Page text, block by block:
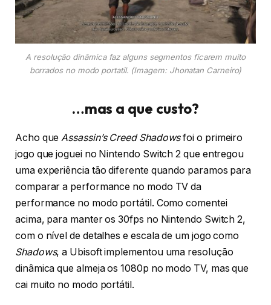
A resolução dinâmica faz alguns segmentos ficarem muito
borrados no modo portatil. (Imagem: Jhonatan Carneiro)
…mas a que custo?
Acho queAssassin’s Creed Shadowsfoi o primeiro
jogo que joguei no Nintendo Switch 2 que entregou
uma experiência tão diferente quando paramos para
comparar a performance no modo TV da
performance no modo portátil. Como comentei
acima, para manter os 30fps no Nintendo Switch 2,
com o nível de detalhes e escala de um jogo como
Shadows, a Ubisoft implementou uma resolução
dinâmica que almeja os 1080p no modo TV, mas que
cai muito no modo portátil.